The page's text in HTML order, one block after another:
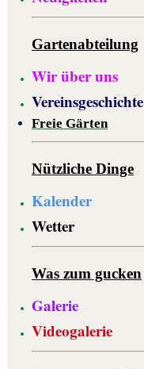
Gartenabteilung
Wir über uns
Vereinsgeschichte
Freie Gärten
Nützliche Dinge
Kalender
Wetter
Was zum gucken
Galerie
Videogalerie